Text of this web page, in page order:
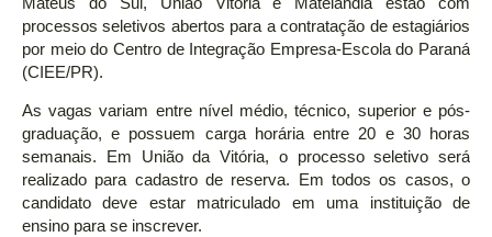
processos seletivos abertos para a contratação de estagiários
por meio do Centro de Integração Empresa-Escola do Paraná
(CIEE/PR).
As vagas variam entre nível médio, técnico, superior e pós-
graduação, e possuem carga horária entre 20 e 30 horas
semanais. Em União da Vitória, o processo seletivo será
realizado para cadastro de reserva. Em todos os casos, o
candidato deve estar matriculado em uma instituição de
ensino para se inscrever.